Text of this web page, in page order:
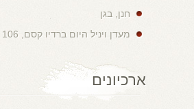
חנן, בגן
מעדן ויניל היום ברדיו קסם, 106 FM
ארכיונים